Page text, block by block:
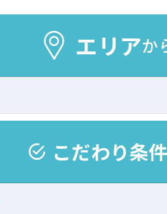
エリアか
こだわり条件